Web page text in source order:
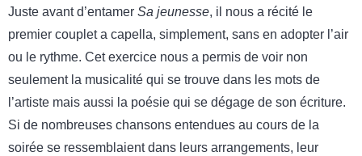
Juste avant d’entamer Sa jeunesse, il nous a récité le
premier couplet a capella, simplement, sans en adopter l’air
ou le rythme. Cet exercice nous a permis de voir non
seulement la musicalité qui se trouve dans les mots de
l’artiste mais aussi la poésie qui se dégage de son écriture.
Si de nombreuses chansons entendues au cours de la
soirée se ressemblaient dans leurs arrangements, leur